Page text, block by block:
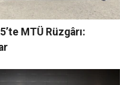
MTÜ Rüzgârı: